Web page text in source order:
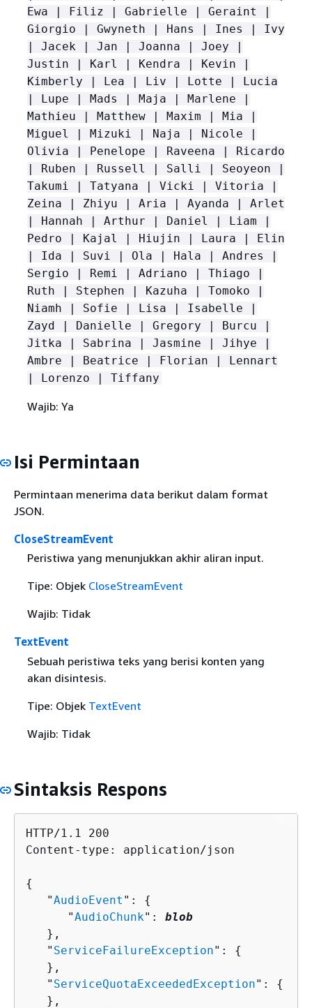
Ewa | Filiz | Gabrielle | Geraint |
Giorgio | Gwyneth | Hans | Ines | Ivy
| Jacek | Jan | Joanna | Joey |
Justin | Karl | Kendra | Kevin |
Kimberly | Lea | Liv | Lotte | Lucia
| Lupe | Mads | Maja | Marlene |
Mathieu | Matthew | Maxim | Mia |
Miguel | Mizuki | Naja | Nicole |
Olivia | Penelope | Raveena | Ricardo
| Ruben | Russell | Salli | Seoyeon |
Takumi | Tatyana | Vicki | Vitoria |
Zeina | Zhiyu | Aria | Ayanda | Arlet
| Hannah | Arthur | Daniel | Liam |
Pedro | Kajal | Hiujin | Laura | Elin
| Ida | Suvi | Ola | Hala | Andres |
Sergio | Remi | Adriano | Thiago |
Ruth | Stephen | Kazuha | Tomoko |
Niamh | Sofie | Lisa | Isabelle |
Zayd | Danielle | Gregory | Burcu |
Jitka | Sabrina | Jasmine | Jihye |
Ambre | Beatrice | Florian | Lennart
| Lorenzo | Tiffany
Wajib: Ya
Isi Permintaan
Permintaan menerima data berikut dalam format
JSON.
CloseStreamEvent
Peristiwa yang menunjukkan akhir aliran input.
Tipe: Objek CloseStreamEvent
Wajib: Tidak
TextEvent
Sebuah peristiwa teks yang berisi konten yang
akan disintesis.
Tipe: Objek TextEvent
Wajib: Tidak
Sintaksis Respons
HTTP/1.1 200
Content-type: application/json
{
   "
AudioEvent ": {
      "
AudioChunk": blob
   },
   "
ServiceFailureException": {
   },
   "
ServiceQuotaExceededException": {
   },